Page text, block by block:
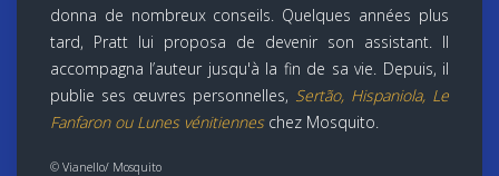
donna de nombreux conseils. Quelques années plus
tard, Pratt lui proposa de devenir son assistant. Il
accompagna l’auteur jusqu'à la fin de sa vie. Depuis, il
publie ses œuvres personnelles, Sertão, Hispaniola, Le
Fanfaron ou Lunes vénitienneschez Mosquito.
© Vianello/ Mosquito